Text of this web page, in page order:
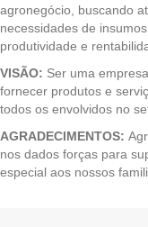
agronegócio, buscando
necessidades de
produtividade e
VISÃO: Ser uma
fornecer produtos e
todos os envolvidos no
AGRADECIMENTOS:
nos dados forças para
especial aos nossos